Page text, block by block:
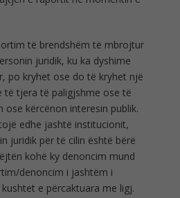
të brendshëm të mbrojtur
juridik, ku ka dyshime
po kryhet ose do të kryhet një
të tjera të paligjshme ose të
ose kërcënon interesin publik.
edhe jashtë institucionit,
juridik për të cilin është bërë
kohë ky denoncim mund
denoncim i jashtëm i
e përcaktuara me ligj.